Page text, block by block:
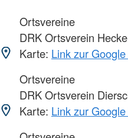
Ortsvereine
DRK Ortsverein
Karte: Link zur
Ortsvereine
DRK Ortsverein
Karte: Link zur